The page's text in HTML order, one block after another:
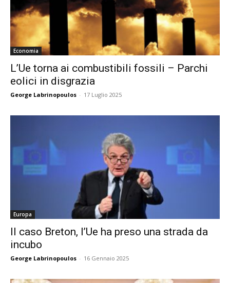
Economia
L’Ue torna ai combustibili fossili – Parchi
eolici in disgrazia
George Labrinopoulos - 17 Luglio 2025
Europa
Il caso Breton, l’Ue ha preso una strada da
incubo
George Labrinopoulos - 16 Gennaio 2025